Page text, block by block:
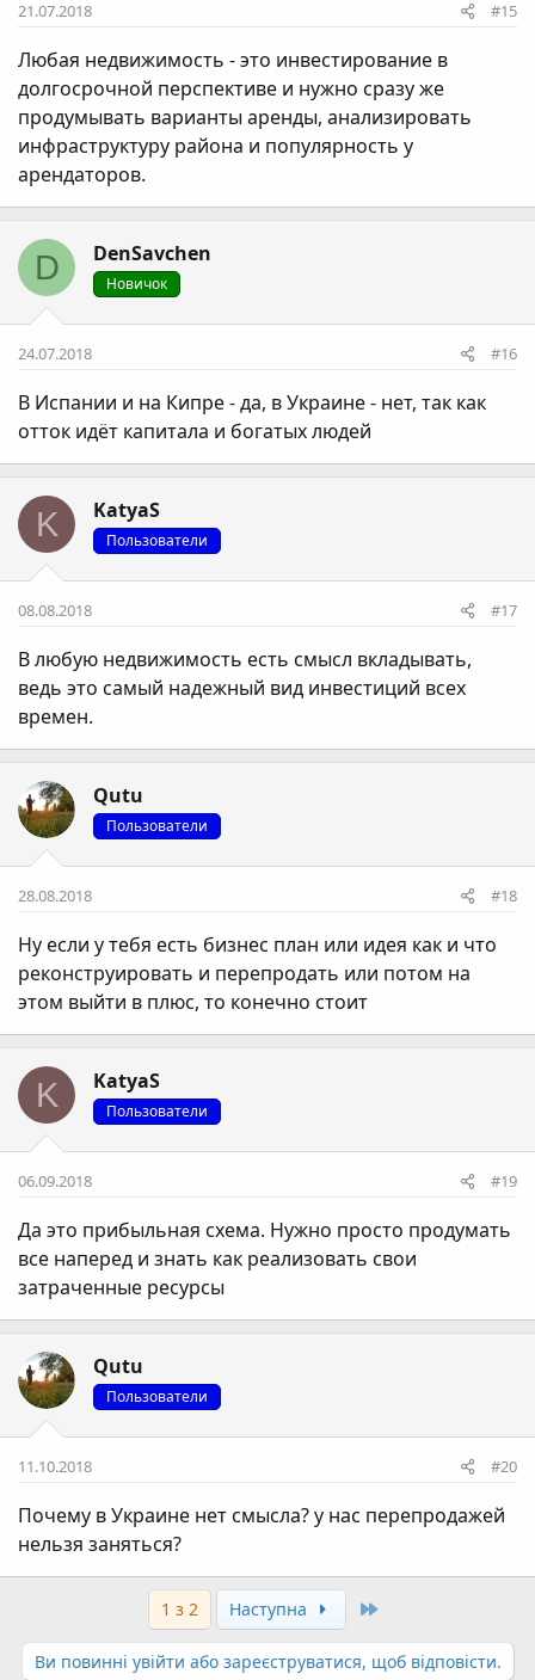
21.07.2018 #15
Любая недвижимость - это инвестирование в
долгосрочной перспективе и нужно сразу же
продумывать варианты аренды, анализировать
инфраструктуру района и популярность у
арендаторов.
D DenSavchen
Новичок
24.07.2018 #16
В Испании и на Кипре - да, в Украине - нет, так как
отток идёт капитала и богатых людей
K KatyaS
Пользователи
08.08.2018 #17
В любую недвижимость есть смысл вкладывать,
ведь это самый надежный вид инвестиций всех
времен.
Qutu
Пользователи
28.08.2018 #18
Ну если у тебя есть бизнес план или идея как и что
реконструировать и перепродать или потом на
этом выйти в плюс, то конечно стоит
K KatyaS
Пользователи
06.09.2018 #19
Да это прибыльная схема. Нужно просто продумать
все наперед и знать как реализовать свои
затраченные ресурсы
Qutu
Пользователи
11.10.2018 #20
Почему в Украине нет смысла? у нас перепродажей
нельзя заняться?
1 з 2 Наступна
Ви повинні увійти або зареєструватися, щоб відповісти.